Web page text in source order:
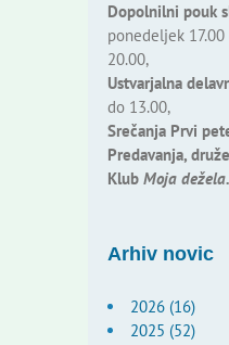
Dopolnilni pouk
ponedeljek
20.00,
Ustvarjalna
do 13.00,
Srečanja Prvi
Predavanja,
Klub Moja dežela.
Arhiv novic
2026 (16)
2025 (52)